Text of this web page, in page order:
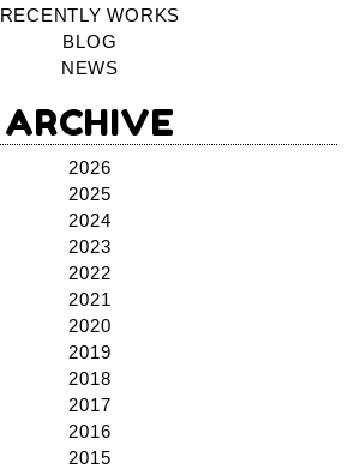
RECENTLY WORKS
BLOG
NEWS
ARCHIVE
2026
2025
2024
2023
2022
2021
2020
2019
2018
2017
2016
2015